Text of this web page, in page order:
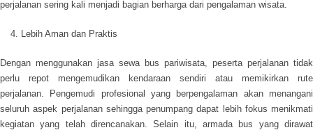
perjalanan sering kali menjadi bagian berharga dari pengalaman wisata.
Lebih Aman dan Praktis
Dengan menggunakan jasa sewa bus pariwisata, peserta perjalanan tidak
perlu repot mengemudikan kendaraan sendiri atau memikirkan rute
perjalanan. Pengemudi profesional yang berpengalaman akan menangani
seluruh aspek perjalanan sehingga penumpang dapat lebih fokus menikmati
kegiatan yang telah direncanakan. Selain itu, armada bus yang dirawat